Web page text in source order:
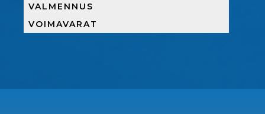
VALMENNUS
VOIMAVARAT